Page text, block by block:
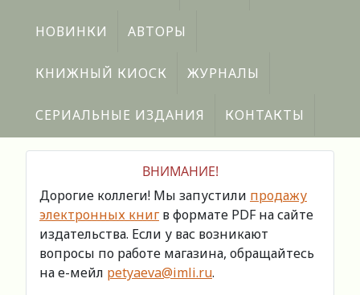
НОВИНКИ АВТОРЫ
КНИЖНЫЙ КИОСК ЖУРНАЛЫ
СЕРИАЛЬНЫЕ ИЗДАНИЯ КОНТАКТЫ
ВНИМАНИЕ!
Дорогие коллеги! Мы запустили продажу
электронных книг в формате PDF на сайте
издательства. Если у вас возникают
вопросы по работе магазина, обращайтесь
на е-мейл petyaeva@imli.ru.